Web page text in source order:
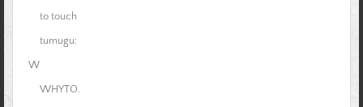
to touch
tumugu:
W
WHYTO.